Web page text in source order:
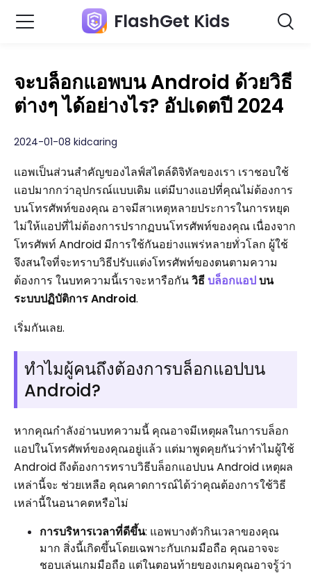
FlashGet Kids
จะบล็อกแอพบน Android ด้วยวิธี
ต่างๆ ได้อย่างไร? อัปเดตปี 2024
2024-01-08 kidcaring
แอพเป็นส่วนสำคัญของไลฟ์สไตล์ดิจิทัลของเรา เราชอบใช้
แอปมากกว่าอุปกรณ์แบบเดิม แต่มีบางแอปที่คุณไม่ต้องการ
บนโทรศัพท์ของคุณ อาจมีสาเหตุหลายประการในการหยุด
ไม่ให้แอปที่ไม่ต้องการปรากฏบนโทรศัพท์ของคุณ เนื่องจาก
โทรศัพท์ Android มีการใช้กันอย่างแพร่หลายทั่วโลก ผู้ใช้
จึงสนใจที่จะทราบวิธีปรับแต่งโทรศัพท์ของตนตามความ
ต้องการ ในบทความนี้เราจะหารือกันวิธีบล็อกแอปบน
ระบบปฏิบัติการ Android.
เริ่มกันเลย.
ทำไมผู้คนถึงต้องการบล็อกแอปบน
Android?
หากคุณกำลังอ่านบทความนี้ คุณอาจมีเหตุผลในการบล็อก
แอปในโทรศัพท์ของคุณอยู่แล้ว แต่มาพูดคุยกันว่าทำไมผู้ใช้
Android ถึงต้องการทราบวิธีบล็อกแอปบน Android เหตุผล
เหล่านี้จะ ช่วยเหลือ คุณคาดการณ์ได้ว่าคุณต้องการใช้วิธี
เหล่านี้ในอนาคตหรือไม่
การบริหารเวลาที่ดีขึ้น: แอพบางตัวกินเวลาของคุณ
มาก สิ่งนี้เกิดขึ้นโดยเฉพาะกับเกมมือถือ คุณอาจจะ
ชอบเล่นเกมมือถือ แต่ในตอนท้ายของเกมคุณอาจรู้ว่า